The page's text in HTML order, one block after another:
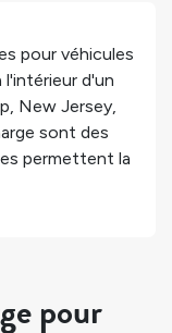
pour véhicules
d'un
, New Jersey,
sont des
permettent la
pour